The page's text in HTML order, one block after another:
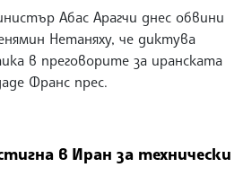
Абас Арагчи днес обвини
Нетаняху, че диктува
в преговорите за иранската
Франс прес.
в Иран за технически